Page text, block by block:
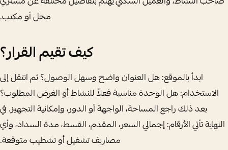
محل أو مكتب.
كيف تقيم القرار؟
ابدأ بالموقع: هل العنوان واضح وسهل الوصول؟ ثم انتقل إلى
الاستخدام: هل الوحدة مناسبة فعلاً للنشاط أو الغرض المطلوب؟
بعد ذلك راجع المساحة، الواجهة أو الدور، وإمكانية التجهيز. في
النهاية تأتي الأرقام: إجمالي السعر، المقدم، القسط، مدة السداد، وأي
مصاريف تشغيل أو تشطيب متوقعة.